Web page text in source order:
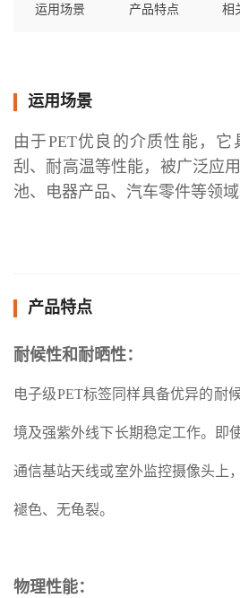
运用场景 产品特点 相
运用场景
由于PET优良的介质性能，
刮、耐高温等性能，被广泛应
池、电器产品、汽车零件等领域
产品特点
耐候性和耐晒性：
电子级PET标签同样具备优异的耐
境及强紫外线下长期稳定工作。即
通信基站天线或室外监控摄像头上
褪色、无龟裂。
物理性能：